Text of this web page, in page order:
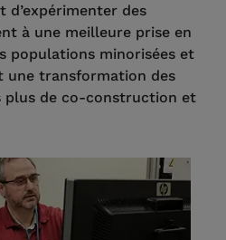
d’expérimenter des
à une meilleure prise en
populations minorisées et
une transformation des
plus de co-construction et